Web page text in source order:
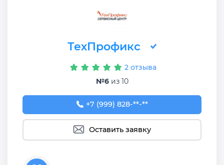
ТехПрофикс
2 отзыва
№6из 10
+7 (999) 828-30-33
+7 (999) 828-**-**
Оставить заявку